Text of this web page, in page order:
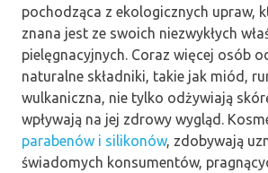
pochodząca z ekologicznych upraw,
znana jest ze swoich niezwykłych
pielęgnacyjnych. Coraz więcej osób
naturalne składniki, takie jak miód,
wulkaniczna, nie tylko odżywiają
wpływają na jej zdrowy wygląd.
parabenów i silikonów, zdobywają
świadomych konsumentów,